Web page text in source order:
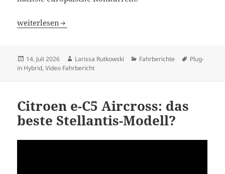
Omoda & Jaecoo kommen auch nach Deutschland
weiterlesen
Veröffentlicht
am
14. Juli 2026 Autor
Larissa Rutkowski Kategorien
Fahrberichte
Plug-
in Hybrid,Video Fahrbericht
Citroen e-C5 Aircross: das
beste Stellantis-Modell?